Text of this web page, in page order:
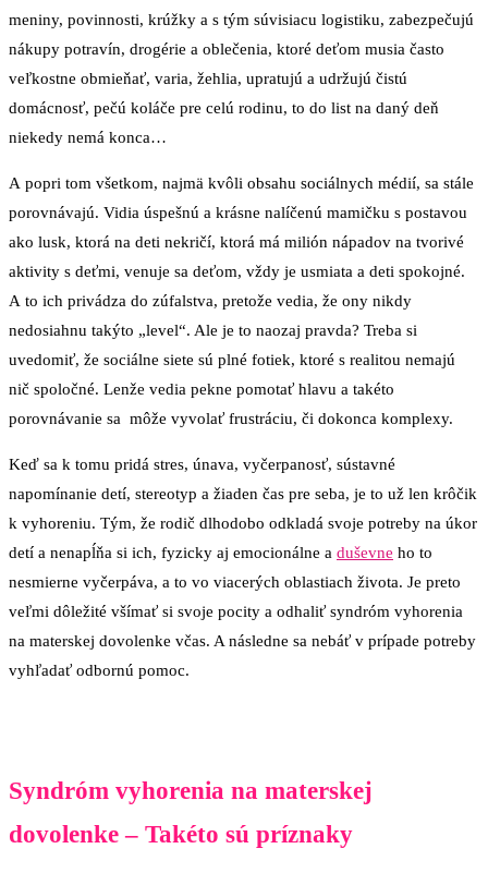
meniny, povinnosti, krúžky a s tým súvisiacu logistiku, zabezpečujú
nákupy potravín, drogérie a oblečenia, ktoré deťom musia často
veľkostne obmieňať, varia, žehlia, upratujú a udržujú čistú
domácnosť, pečú koláče pre celú rodinu, to do list na daný deň
niekedy nemá konca…
A popri tom všetkom, najmä kvôli obsahu sociálnych médií, sa stále
porovnávajú. Vidia úspešnú a krásne nalíčenú mamičku s postavou
ako lusk, ktorá na deti nekričí, ktorá má milión nápadov na tvorivé
aktivity s deťmi, venuje sa deťom, vždy je usmiata a deti spokojné.
A to ich privádza do zúfalstva, pretože vedia, že ony nikdy
nedosiahnu takýto „level“. Ale je to naozaj pravda? Treba si
uvedomiť, že sociálne siete sú plné fotiek, ktoré s realitou nemajú
nič spoločné. Lenže vedia pekne pomotať hlavu a takéto
porovnávanie sa môže vyvolať frustráciu, či dokonca komplexy.
Keď sa k tomu pridá stres, únava, vyčerpanosť, sústavné
napomínanie detí, stereotyp a žiaden čas pre seba, je to už len krôčik
k vyhoreniu. Tým, že rodič dlhodobo odkladá svoje potreby na úkor
detí a nenapĺňa si ich, fyzicky aj emocionálne a duševne ho to
nesmierne vyčerpáva, a to vo viacerých oblastiach života. Je preto
veľmi dôležité všímať si svoje pocity a odhaliť syndróm vyhorenia
na materskej dovolenke včas. A následne sa nebáť v prípade potreby
vyhľadať odbornú pomoc.
Syndróm vyhorenia na materskej
dovolenke – Takéto sú príznaky